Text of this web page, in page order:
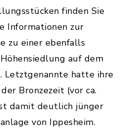
finden Sie
Informationen zur
zu einer ebenfalls
auf dem
Letztgenannte hatte ihre
Bronzezeit (vor ca.
damit deutlich jünger
von Ippesheim.